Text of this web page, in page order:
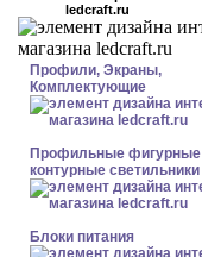
Профили, Экраны,
Комплектующие
Профильные фигурные
контурные светильники
Блоки питания